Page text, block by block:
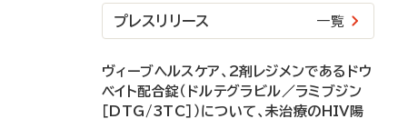
プレスリリース 一覧
ヴィーブヘルスケア、2剤レジメンであるドウ
ベイト配合錠（ドルテグラビル／ラミブジン
［DTG/3TC］）について、未治療のHIV陽